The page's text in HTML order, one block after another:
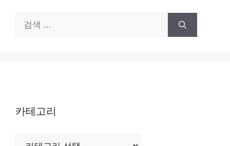
색:
카테고리